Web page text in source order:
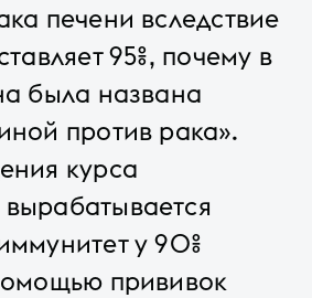
печени вследствие
95%, почему в
была названа
против рака».
курса
у 90%
прививок